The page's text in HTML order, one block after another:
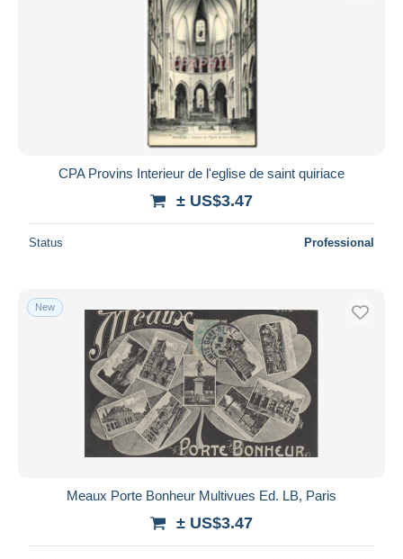
CPA Provins Interieur de l'eglise de saint quiriace
± US$3.47
Status Professional
New
Meaux Porte Bonheur Multivues Ed. LB, Paris
± US$3.47